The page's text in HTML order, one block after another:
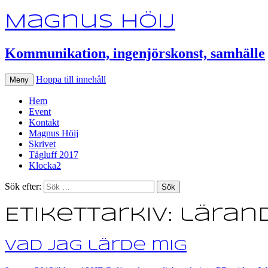
Magnus Höij
Kommunikation, ingenjörskonst, samhälle
Meny Hoppa till innehåll
Hem
Event
Kontakt
Magnus Höij
Skrivet
Tågluff 2017
Klocka2
Sök efter:
Etikettarkiv:
Vad jag lärde mig